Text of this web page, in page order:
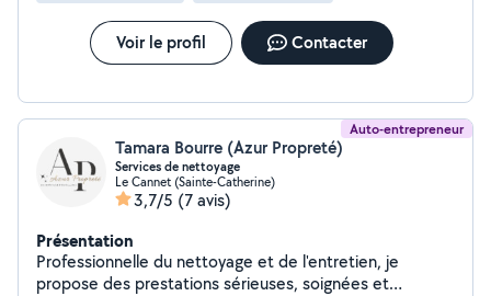
Voir le profil Contacter
Auto-entrepreneur
Tamara Bourre (Azur Propreté)
Services de nettoyage
Le Cannet (Sainte-Catherine)
3,7/5 (7 avis)
Présentation
Professionnelle du nettoyage et de l'entretien, je
propose des prestations sérieuses, soignées et